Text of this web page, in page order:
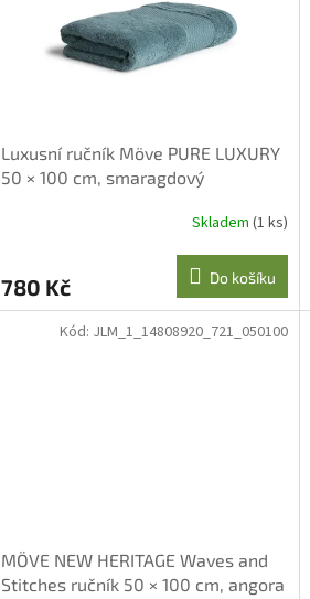
Luxusní ručník Möve PURE LUXURY
50 × 100 cm, smaragdový
Skladem (1 ks)
780 Kč Do košíku
MÖVE NEW HERITAGE Waves and
Stitches ručník 50 × 100 cm, angora
Kód: JLM_1_14808920_721_050100